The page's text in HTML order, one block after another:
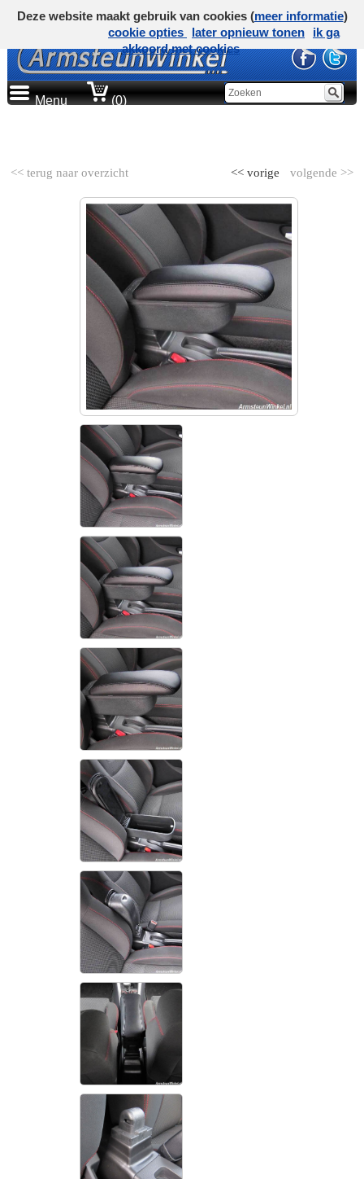
Menu (0)
<< terug naar overzicht volgende >>
<< vorige
Deze website maakt gebruik van cookies (meer informatie)
cookie opties
later opnieuw tonen
ik ga
akkoord met cookies